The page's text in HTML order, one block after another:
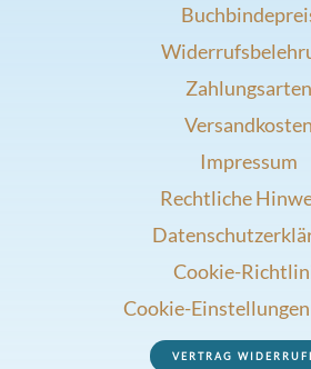
Zahlungsarten
Versandkosten
Impressum
Rechtliche
Cookie-
Cookie-
VERTRAG